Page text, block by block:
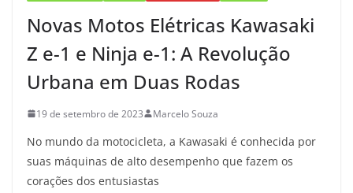
Novas Motos Elétricas Kawasaki
Z e-1 e Ninja e-1: A Revolução
Urbana em Duas Rodas
19 de setembro de 2023 Marcelo Souza
No mundo da motocicleta, a Kawasaki é conhecida por
suas máquinas de alto desempenho que fazem os
corações dos entusiastas